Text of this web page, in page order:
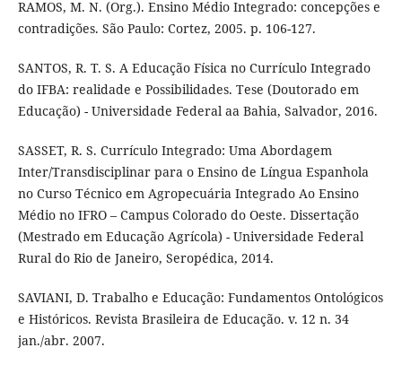
RAMOS, M. N. (Org.). Ensino Médio Integrado: concepções e
contradições. São Paulo: Cortez, 2005. p. 106-127.
SANTOS, R. T. S. A Educação Física no Currículo Integrado
do IFBA: realidade e Possibilidades. Tese (Doutorado em
Educação) - Universidade Federal aa Bahia, Salvador, 2016.
SASSET, R. S. Currículo Integrado: Uma Abordagem
Inter/Transdisciplinar para o Ensino de Língua Espanhola
no Curso Técnico em Agropecuária Integrado Ao Ensino
Médio no IFRO – Campus Colorado do Oeste. Dissertação
(Mestrado em Educação Agrícola) - Universidade Federal
Rural do Rio de Janeiro, Seropédica, 2014.
SAVIANI, D. Trabalho e Educação: Fundamentos Ontológicos
e Históricos. Revista Brasileira de Educação. v. 12 n. 34
jan./abr. 2007.